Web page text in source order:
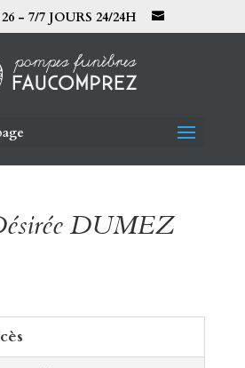
26 - 7/7 JOURS 24/24H
DUMEZ